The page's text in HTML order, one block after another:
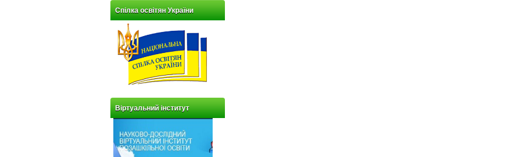
Спілка освітян України
Віртуальний інститут